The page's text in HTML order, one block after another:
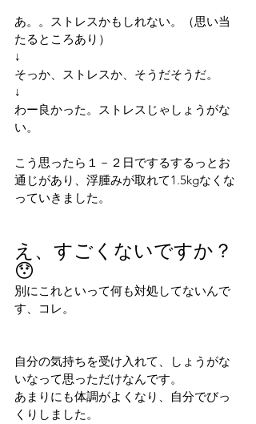
あ。。ストレスかもしれない。（思い当
たるところあり）
↓
そっか、ストレスか、そうだそうだ。
↓
わー良かった。ストレスじゃしょうがな
い。
こう思ったら１－２日でするするっとお
通じがあり、浮腫みが取れて1.5kgなくな
っていきました。
え、すごくないですか？
😯
別にこれといって何も対処してないんで
す、コレ。
自分の気持ちを受け入れて、しょうがな
いなって思っただけなんです。
あまりにも体調がよくなり、自分でびっ
くりしました。